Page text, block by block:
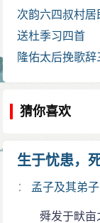
次韵六四叔村居
送杜季习四首
隆佑太后挽歌辞
猜你喜欢
生于忧患，
： 孟子及其弟子
舜发于畎亩之